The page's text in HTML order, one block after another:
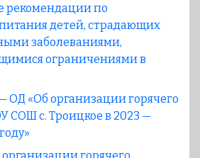
рекомендации по
детей, страдающих
заболеваниями,
ограничениями в
ОД «Об организации горячего
СОШ с. Троицкое в 2023 —